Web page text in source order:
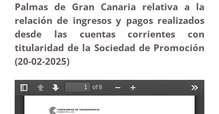
Palmas de Gran Canaria relativa a la
relación de ingresos y pagos realizados
desde las cuentas corrientes con
titularidad de la Sociedad de Promoción
(20-02-2025)